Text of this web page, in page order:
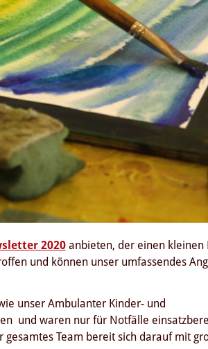
2020anbieten, der einen kleinen
und können unser umfassendes
unser Ambulanter Kinder- und
und waren nur für Notfälle
Team bereit sich darauf mit